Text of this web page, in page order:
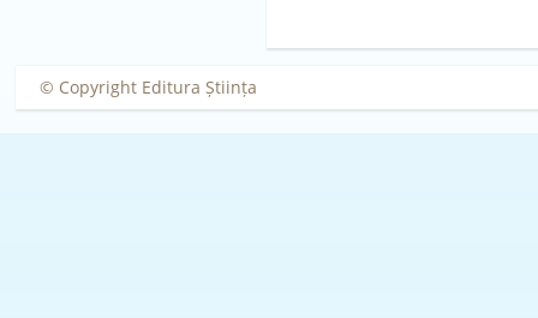
© Copyright Editura Știința